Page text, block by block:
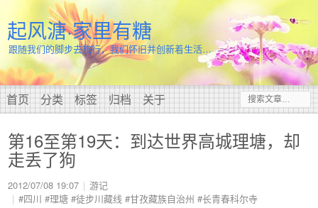
起风溏·家里有糖
跟随我们的脚步去旅行，我们怀旧并创新着生活…
首页 分类 标签 归档 关于
第16至第19天：到达世界高城理塘，却
走丢了狗
2012/07/08 19:07
游记
#四川 #理塘 #徒步川藏线 #甘孜藏族自治州 #长青春科尔寺